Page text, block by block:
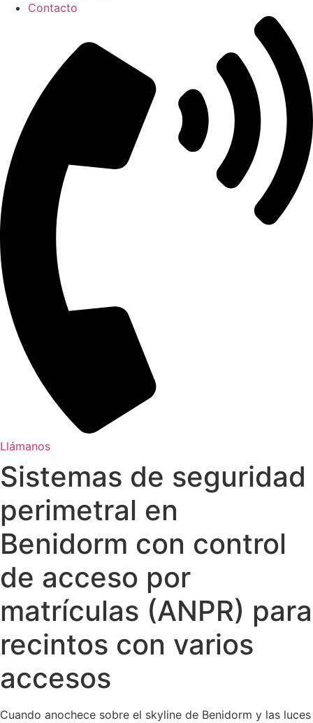
Contacto
Llámanos
Sistemas de seguridad
perimetral en
Benidorm con control
de acceso por
matrículas (ANPR) para
recintos con varios
accesos
Cuando anochece sobre el skyline de Benidorm y las luces